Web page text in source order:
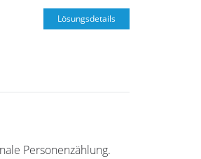
Lösungsdetails
Personenzählung.